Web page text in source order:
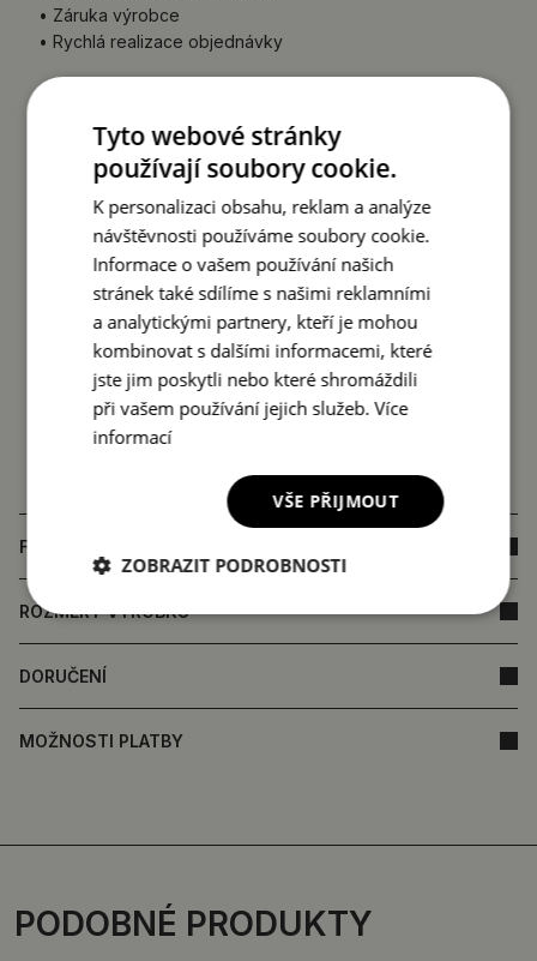
• Záruka výrobce
• Rychlá realizace objednávky
produktu a nepředstavuje důvod k reklamaci.
FAQ
ROZMĚRY VÝROBKU
DORUČENÍ
MOŽNOSTI PLATBY
PODOBNÉ PRODUKTY
Tyto webové stránky
používají soubory cookie.
K personalizaci obsahu, reklam a analýze
návštěvnosti používáme soubory cookie.
Informace o vašem používání našich
stránek také sdílíme s našimi reklamními
a analytickými partnery, kteří je mohou
kombinovat s dalšími informacemi, které
jste jim poskytli nebo které shromáždili
při vašem používání jejich služeb.Více
informací
VŠE PŘIJMOUT
ZOBRAZIT PODROBNOSTI